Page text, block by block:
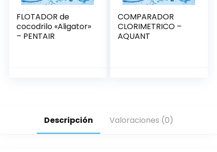
FLOTADOR de
cocodrilo «Aligator»
– PENTAIR
COMPARADOR
CLORIMETRICO –
AQUANT
Descripción Valoraciones (0)